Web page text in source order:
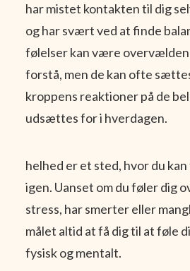
har mistet kontakten til dig
og har svært ved at finde
følelser kan være
forstå, men de kan ofte
kroppens reaktioner på de
udsættes for i hverdagen.
helhed er et sted, hvor du
igen. Uanset om du føler dig
stress, har smerter eller
målet altid at få dig til at føle
fysisk og mentalt.